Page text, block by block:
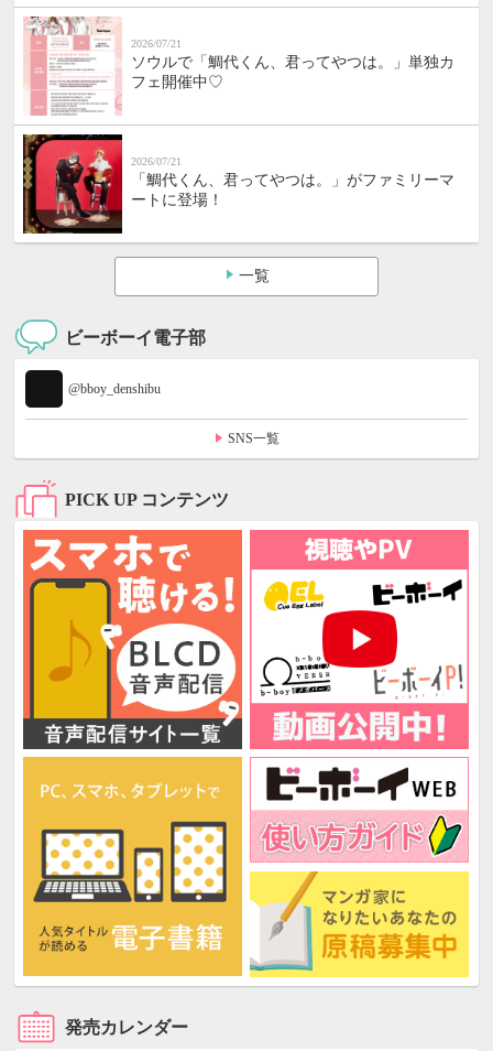
2026/07/21
ソウルで「鯛代くん、君ってやつは。」単独カ
フェ開催中♡
2026/07/21
「鯛代くん、君ってやつは。」がファミリーマ
ートに登場！
一覧
ビーボーイ電子部
@bboy_denshibu
SNS一覧
PICK UP コンテンツ
発売カレンダー